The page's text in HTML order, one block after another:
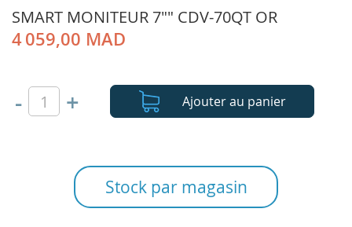
SMART MONITEUR 7"" CDV-70QT OR
4 059,00 MAD
- + Ajouter au panier
Stock par magasin
beginning
of
the